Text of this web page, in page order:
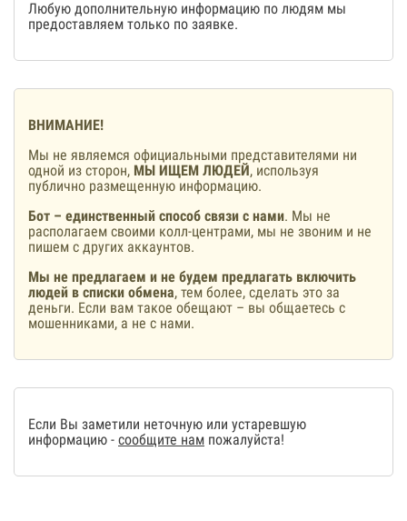
Любую дополнительную информацию по людям мы
предоставляем только по заявке.
ВНИМАНИЕ!
Мы не являемся официальными представителями ни
одной из сторон, МЫ ИЩЕМ ЛЮДЕЙ, используя
публично размещенную информацию.
Бот – единственный способ связи с нами. Мы не
располагаем своими колл-центрами, мы не звоним и не
пишем с других аккаунтов.
Мы не предлагаем и не будем предлагать включить
людей в списки обмена, тем более, сделать это за
деньги. Если вам такое обещают – вы общаетесь с
мошенниками, а не с нами.
Если Вы заметили неточную или устаревшую
информацию - сообщите нам пожалуйста!